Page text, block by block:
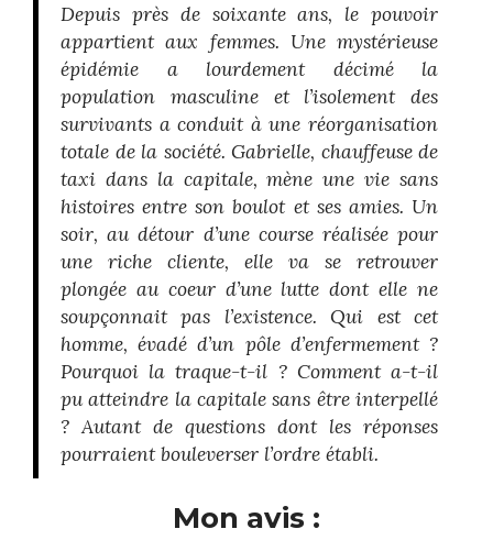
Depuis près de soixante ans, le pouvoir
appartient aux femmes. Une mystérieuse
épidémie a lourdement décimé la
population masculine et l’isolement des
survivants a conduit à une réorganisation
totale de la société. Gabrielle, chauffeuse de
taxi dans la capitale, mène une vie sans
histoires entre son boulot et ses amies. Un
soir, au détour d’une course réalisée pour
une riche cliente, elle va se retrouver
plongée au coeur d’une lutte dont elle ne
soupçonnait pas l’existence. Qui est cet
homme, évadé d’un pôle d’enfermement ?
Pourquoi la traque-t-il ? Comment a-t-il
pu atteindre la capitale sans être interpellé
? Autant de questions dont les réponses
pourraient bouleverser l’ordre établi.
Mon avis :